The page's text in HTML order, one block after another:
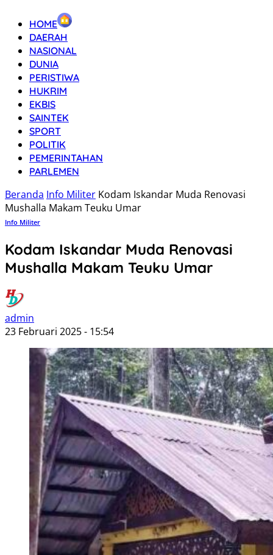
HOME
DAERAH
NASIONAL
DUNIA
PERISTIWA
HUKRIM
EKBIS
SAINTEK
SPORT
POLITIK
PEMERINTAHAN
PARLEMEN
Beranda Info Militer Kodam Iskandar Muda Renovasi
Mushalla Makam Teuku Umar
Info Militer
Kodam Iskandar Muda Renovasi
Mushalla Makam Teuku Umar
admin
23 Februari 2025 - 15:54